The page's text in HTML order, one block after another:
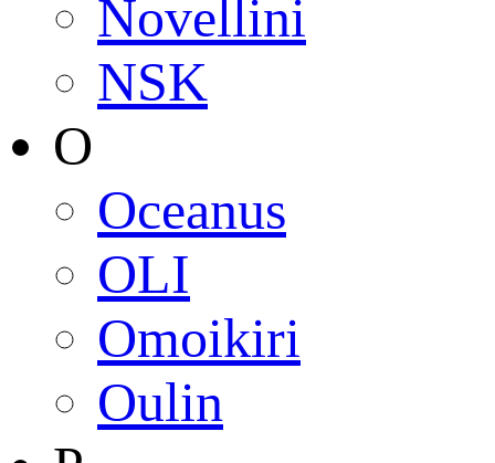
Novellini
NSK
O
Oceanus
OLI
Omoikiri
Oulin